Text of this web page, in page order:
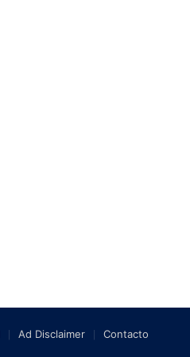
Ad Disclaimer Contacto